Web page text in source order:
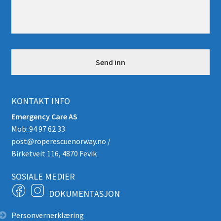
*
KONTAKT INFO
Emergency Care AS
Mob: 94 97 62 33
post@roperescuenorway.no /
Birketveit 116, 4870 Fevik
SOSIALE MEDIER
DOKUMENTASJON
Personvernerklæring